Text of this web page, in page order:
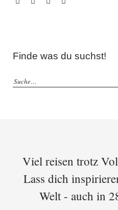
Finde was du suchst!
Viel reisen trotz
Lass dich
Welt - auch in